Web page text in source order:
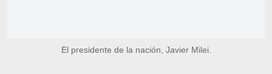
El presidente de la nación, Javier Milei.